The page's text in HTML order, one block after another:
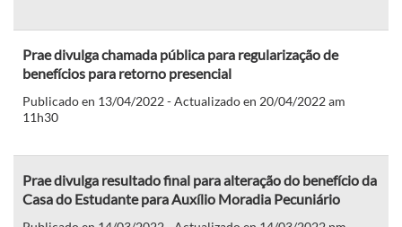
Prae divulga chamada pública para regularização de
benefícios para retorno presencial
Publicado en 13/04/2022 - Actualizado en 20/04/2022 am
11h30
Prae divulga resultado final para alteração do benefício da
Casa do Estudante para Auxílio Moradia Pecuniário